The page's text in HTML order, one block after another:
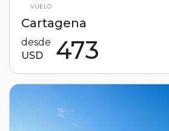
VUELO
Cartagena
desde
USD
473